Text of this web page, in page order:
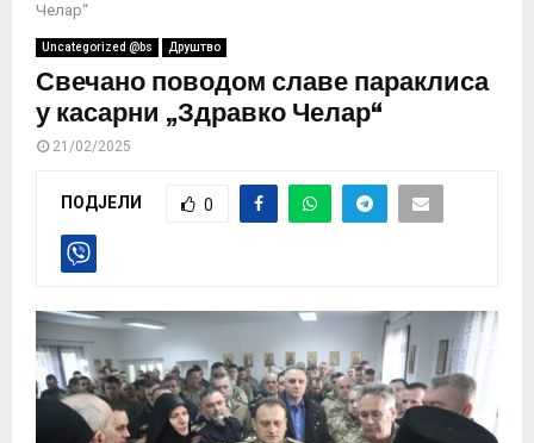
Челар“
Uncategorized @bs Друштво
Свечано поводом славе параклиса
у касарни „Здравко Челар“
21/02/2025
ПОДЈЕЛИ 0